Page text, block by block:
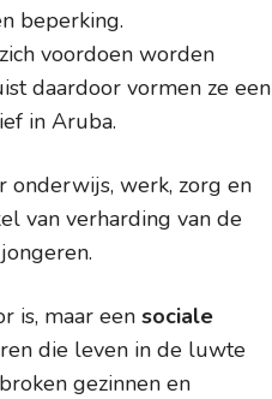
beperking.
voordoen worden
daardoor vormen ze een
in Aruba.
onderwijs, werk, zorg en
van verharding van de
is, maar een sociale
die leven in de luwte
gezinnen en